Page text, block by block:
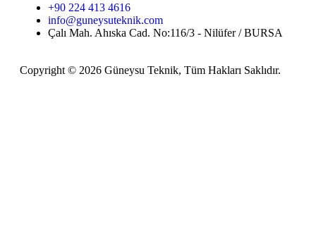
+90 224 413 4616
info@guneysuteknik.com
Çalı Mah. Ahıska Cad. No:116/3 - Nilüfer / BURSA
Copyright © 2026 Güneysu Teknik, Tüm Hakları Saklıdır.